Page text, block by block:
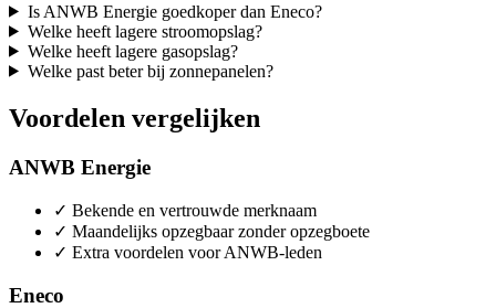
Is ANWB Energie goedkoper dan Eneco?
Welke heeft lagere stroomopslag?
Welke heeft lagere gasopslag?
Welke past beter bij zonnepanelen?
Voordelen vergelijken
ANWB Energie
✓ Bekende en vertrouwde merknaam
✓ Maandelijks opzegbaar zonder opzegboete
✓ Extra voordelen voor ANWB-leden
Eneco